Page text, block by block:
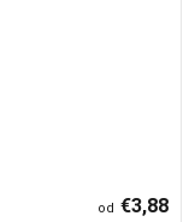
od €3,88